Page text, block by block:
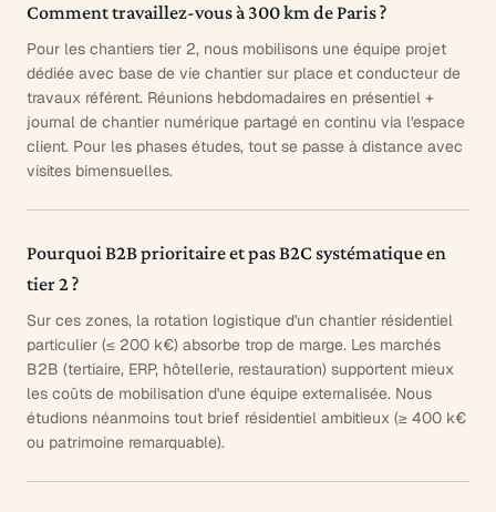
Comment travaillez-vous à 300 km de Paris ?
Pour les chantiers tier 2, nous mobilisons une équipe projet
dédiée avec base de vie chantier sur place et conducteur de
travaux référent. Réunions hebdomadaires en présentiel +
journal de chantier numérique partagé en continu via l'espace
client. Pour les phases études, tout se passe à distance avec
visites bimensuelles.
Pourquoi B2B prioritaire et pas B2C systématique en
tier 2 ?
Sur ces zones, la rotation logistique d'un chantier résidentiel
particulier (≤ 200 k€) absorbe trop de marge. Les marchés
B2B (tertiaire, ERP, hôtellerie, restauration) supportent mieux
les coûts de mobilisation d'une équipe externalisée. Nous
étudions néanmoins tout brief résidentiel ambitieux (≥ 400 k€
ou patrimoine remarquable).